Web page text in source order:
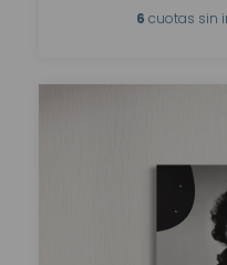
6 cuotas sin